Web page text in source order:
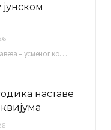
Распоред полагaња предиспитних обавеза – усменог колоквијума и теста из слушања музике – објављен је…
наставе